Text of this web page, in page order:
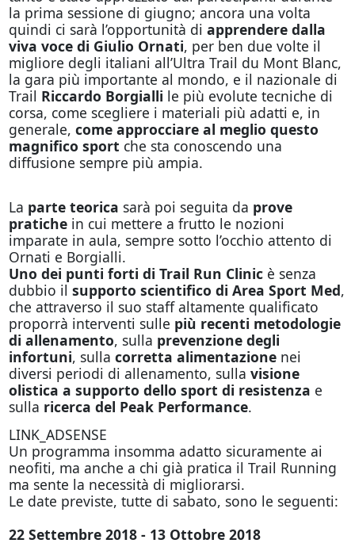
la prima sessione di giugno; ancora una volta
quindi ci sarà l’opportunità di apprendere dalla
viva voce di Giulio Ornati, per ben due volte il
migliore degli italiani all’Ultra Trail du Mont Blanc,
la gara più importante al mondo, e il nazionale di
Trail Riccardo Borgialli le più evolute tecniche di
corsa, come scegliere i materiali più adatti e, in
generale, come approcciare al meglio questo
magnifico sport che sta conoscendo una
diffusione sempre più ampia.
La parte teorica sarà poi seguita da prove
pratichein cui mettere a frutto le nozioni
imparate in aula, sempre sotto l’occhio attento di
Ornati e Borgialli.
Uno dei punti forti di Trail Run Clinicè senza
dubbio il supporto scientifico di Area Sport Med,
che attraverso il suo staff altamente qualificato
proporrà interventi sulle più recenti metodologie
di allenamento, sulla prevenzione degli
infortuni, sulla corretta alimentazionenei
diversi periodi di allenamento, sulla visione
olistica a supporto dello sport di resistenza e
sulla ricerca del Peak Performance.
LINK_ADSENSE
Un programma insomma adatto sicuramente ai
neofiti, ma anche a chi già pratica il Trail Running
ma sente la necessità di migliorarsi.
Le date previste, tutte di sabato, sono le seguenti:
22 Settembre 2018 - 13 Ottobre 2018